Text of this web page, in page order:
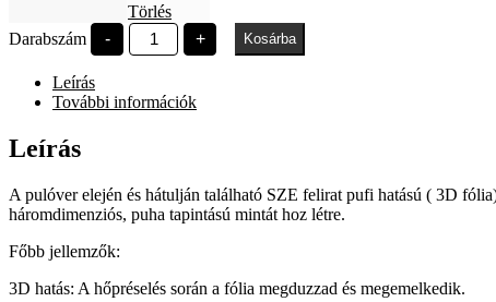
Törlés
Darabszám
-
SZE
Polaroid
fekete
+ Kosárba
Leírás
További információk
Leírás
A pulóver elején és hátulján található SZE felirat pufi hatású ( 3D
háromdimenziós, puha tapintású mintát hoz létre.
Főbb jellemzők:
3D hatás: A hőpréselés során a fólia megduzzad és megemelkedik.